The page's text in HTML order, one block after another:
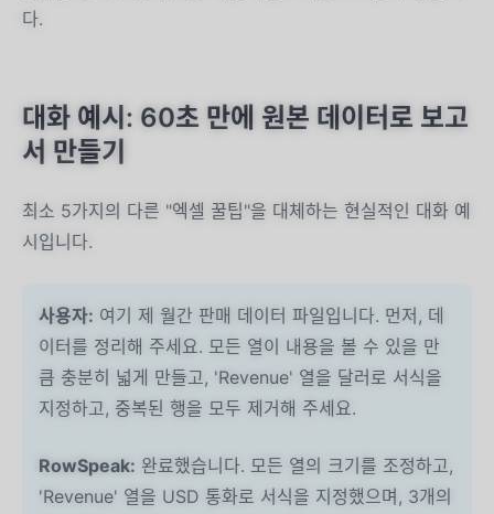
다.
대화 예시: 60초 만에 원본 데이터로 보고
서 만들기
최소 5가지의 다른 "엑셀 꿀팁"을 대체하는 현실적인 대화 예
시입니다.
사용자: 여기 제 월간 판매 데이터 파일입니다. 먼저, 데
이터를 정리해 주세요. 모든 열이 내용을 볼 수 있을 만
큼 충분히 넓게 만들고, 'Revenue' 열을 달러로 서식을
지정하고, 중복된 행을 모두 제거해 주세요.
RowSpeak: 완료했습니다. 모든 열의 크기를 조정하고,
'Revenue' 열을 USD 통화로 서식을 지정했으며, 3개의